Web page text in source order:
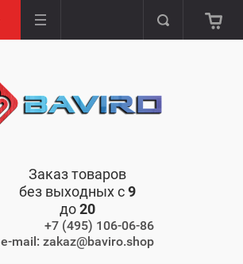
Заказ товаров
без выходных с9
до20
+7 (495) 106-06-86
e-mail: zakaz@baviro.shop